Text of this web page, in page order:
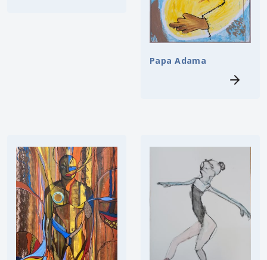
Papa Adama